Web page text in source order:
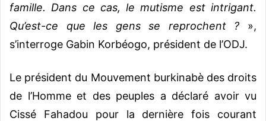
famille. Dans ce cas, le mutisme est intrigant.
Qu’est-ce que les gens se reprochent ? »,
s’interroge Gabin Korbéogo, président de l’ODJ.
Le président du Mouvement burkinabè des droits
de l’Homme et des peuples a déclaré avoir vu
Cissé Fahadou pour la dernière fois courant